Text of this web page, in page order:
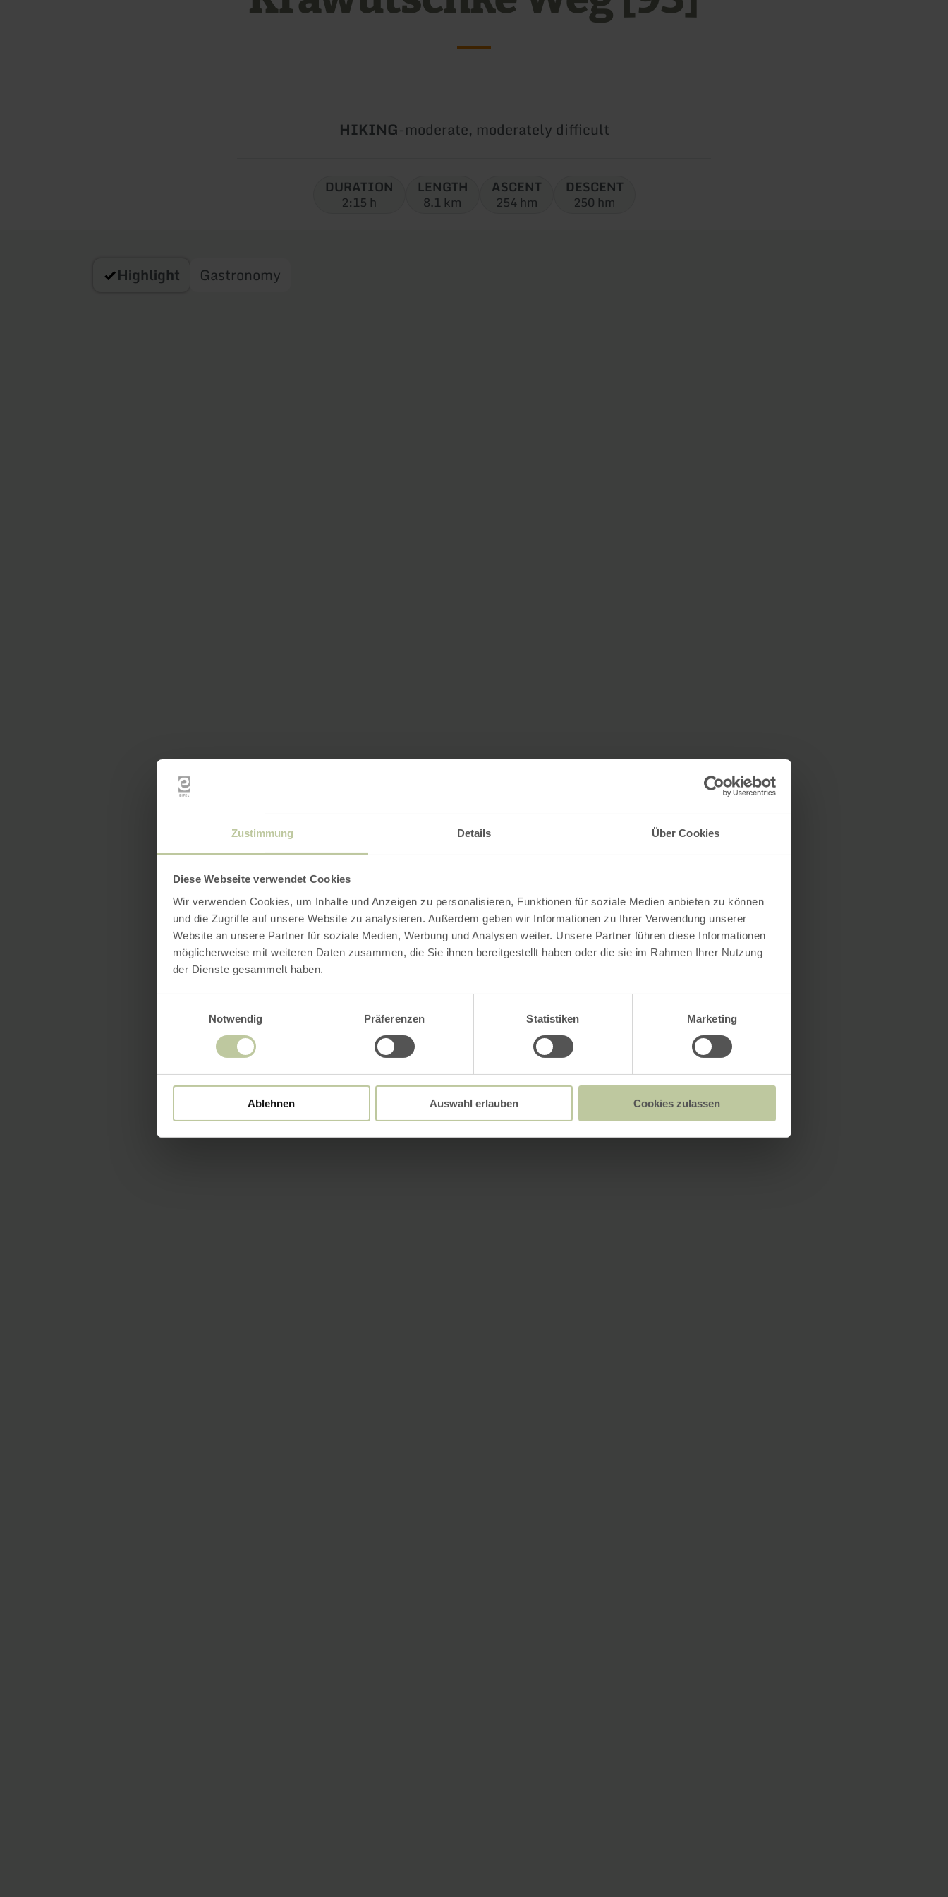
Zustimmung Details Über Cookies
Diese Webseite verwendet Cookies
Wir verwenden Cookies, um Inhalte und Anzeigen zu personalisieren, Funktionen für soziale Medien anbieten zu können
und die Zugriffe auf unsere Website zu analysieren. Außerdem geben wir Informationen zu Ihrer Verwendung unserer
Website an unsere Partner für soziale Medien, Werbung und Analysen weiter. Unsere Partner führen diese Informationen
möglicherweise mit weiteren Daten zusammen, die Sie ihnen bereitgestellt haben oder die sie im Rahmen Ihrer Nutzung
der Dienste gesammelt haben.
Notwendig
Präferenzen Statistiken Marketing
Ablehnen Auswahl erlauben Cookies zulassen
Type
HIKING-Difficulty:
moderate, moderately difficult
DURATION
2:15 h
LENGTH
8.1 km
ASCENT
254 hm
DESCENT
250 hm
Highlight Gastronomy